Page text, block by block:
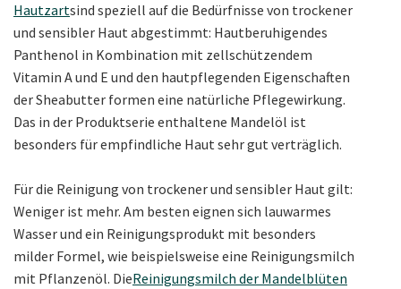
Hautzartsind speziell auf die Bedürfnisse von trockener
und sensibler Haut abgestimmt: Hautberuhigendes
Panthenol in Kombination mit zellschützendem
Vitamin A und E und den hautpflegenden Eigenschaften
der Sheabutter formen eine natürliche Pflegewirkung.
Das in der Produktserie enthaltene Mandelöl ist
besonders für empfindliche Haut sehr gut verträglich.
Für die Reinigung von trockener und sensibler Haut gilt:
Weniger ist mehr. Am besten eignen sich lauwarmes
Wasser und ein Reinigungsprodukt mit besonders
milder Formel, wie beispielsweise eine Reinigungsmilch
mit Pflanzenöl. DieReinigungsmilch der Mandelblüten